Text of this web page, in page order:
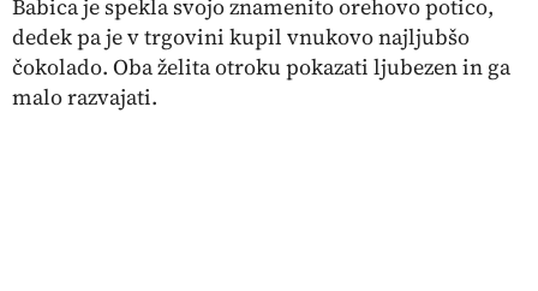
Babica je spekla svojo znamenito orehovo potico,
dedek pa je v trgovini kupil vnukovo najljubšo
čokolado. Oba želita otroku pokazati ljubezen in ga
malo razvajati.